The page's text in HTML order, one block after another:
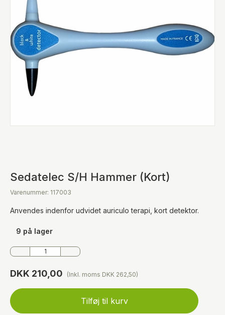
Sedatelec S/H Hammer (Kort)
Varenummer: 117003
Anvendes indenfor udvidet auriculo terapi, kort detektor.
9 på lager
DKK 210,00 (Inkl. moms DKK 262,50)
Tilføj til kurv